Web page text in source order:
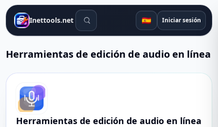
Inettools.net Herramientas de búsqueda
🇪🇸 Iniciar sesión
Herramientas de edición de audio en línea
Herramientas de edición de audio en línea